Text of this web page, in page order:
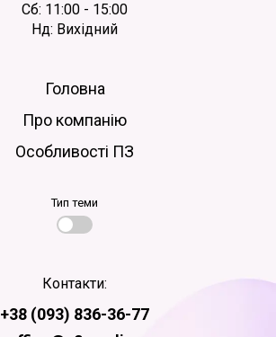
Сб: 11:00 - 15:00
Нд: Вихідний
Головна
Про компанію
Особливості ПЗ
Тип теми
Контакти:
+38 (093) 836-36-77